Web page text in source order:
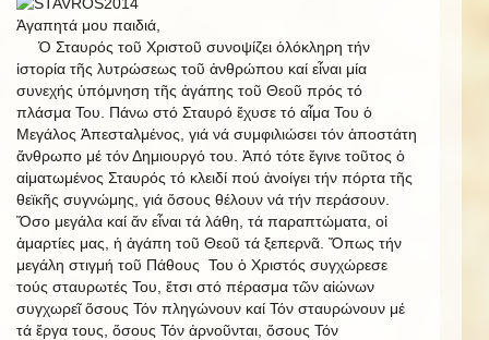
Ἀγαπητά μου παιδιά,
Ὁ Σταυρός τοῦ Χριστοῦ συνοψίζει ὁλόκληρη τήν
ἱστορία τῆς λυτρώσεως τοῦ ἀνθρώπου καί εἶναι μία
συνεχής ὑπόμνηση τῆς ἀγάπης τοῦ Θεοῦ πρός τό
πλάσμα Του. Πάνω στό Σταυρό ἔχυσε τό αἷμα Του ὁ
Μεγάλος Ἀπεσταλμένος, γιά νά συμφιλιώσει τόν ἀποστάτη
ἄνθρωπο μέ τόν Δημιουργό του. Ἀπό τότε ἔγινε τοῦτος ὁ
αἱματωμένος Σταυρός τό κλειδί πού ἀνοίγει τήν πόρτα τῆς
θεϊκῆς συγνώμης, γιά ὅσους θέλουν νά τήν περάσουν.
Ὅσο μεγάλα καί ἄν εἶναι τά λάθη, τά παραπτώματα, οἱ
ἁμαρτίες μας, ἡ ἀγάπη τοῦ Θεοῦ τά ξεπερνᾶ. Ὅπως τήν
μεγάλη στιγμή τοῦ Πάθους Του ὁ Χριστός συγχώρεσε
τούς σταυρωτές Του, ἔτσι στό πέρασμα τῶν αἰώνων
συγχωρεῖ ὅσους Τόν πληγώνουν καί Τόν σταυρώνουν μέ
τά ἔργα τους, ὅσους Τόν ἀρνοῦνται, ὅσους Τόν